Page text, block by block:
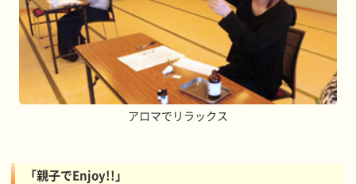
アロマでリラックス
「親子でEnjoy!!」